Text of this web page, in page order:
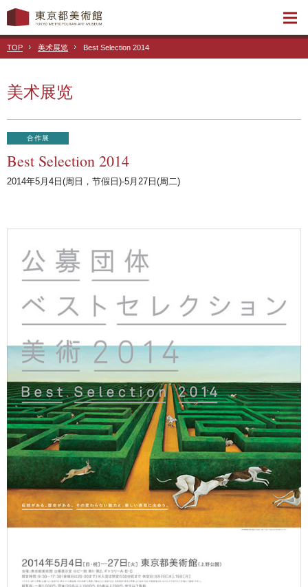
TOP 美术展览 Best Selection 2014
美术展览
合作展
Best Selection 2014
2014年5月4日(周日，节假日)-5月27日(周二)